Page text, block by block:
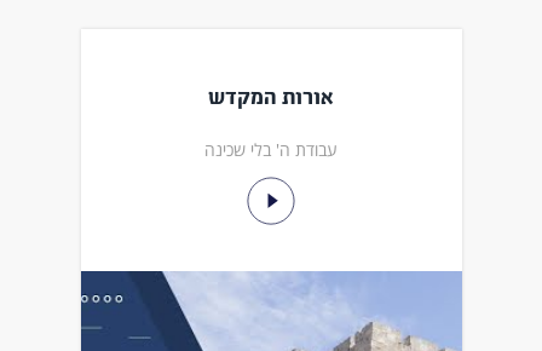
אורות המקדש
עבודת ה' בלי שכינה